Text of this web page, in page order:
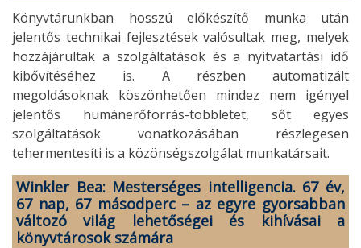
Könyvtárunkban hosszú előkészítő munka után
jelentős technikai fejlesztések valósultak meg, melyek
hozzájárultak a szolgáltatások és a nyitvatartási idő
kibővítéséhez is. A részben automatizált
megoldásoknak köszönhetően mindez nem igényel
jelentős humánerőforrás-többletet, sőt egyes
szolgáltatások vonatkozásában részlegesen
tehermentesíti is a közönségszolgálat munkatársait.
Winkler Bea: Mesterséges intelligencia. 67 év,
67 nap, 67 másodperc – az egyre gyorsabban
változó világ lehetőségei és kihívásai a
könyvtárosok számára